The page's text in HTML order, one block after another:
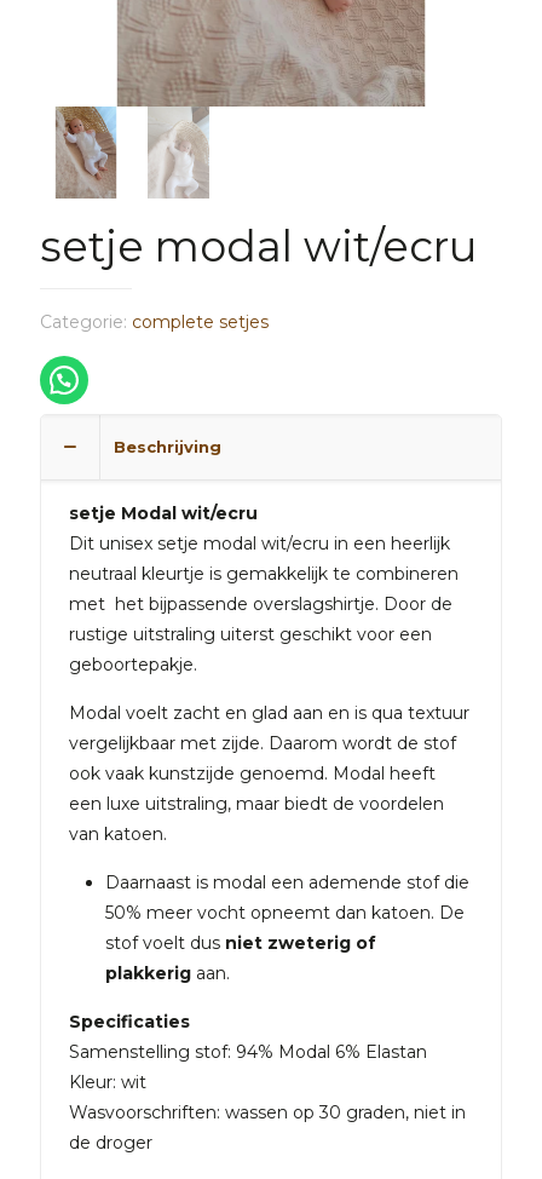
setje modal wit/ecru
Categorie: complete setjes
Beschrijving
setje Modal wit/ecru
Dit unisex setje modal wit/ecru in een heerlijk
neutraal kleurtje is gemakkelijk te combineren
met het bijpassende overslagshirtje. Door de
rustige uitstraling uiterst geschikt voor een
geboortepakje.
Modal voelt zacht en glad aan en is qua textuur
vergelijkbaar met zijde. Daarom wordt de stof
ook vaak kunstzijde genoemd. Modal heeft
een luxe uitstraling, maar biedt de voordelen
van katoen.
Daarnaast is modal een ademende stof die
50% meer vocht opneemt dan katoen. De
stof voelt dus niet zweterig of
plakkerig aan.
Specificaties
Samenstelling stof: 94% Modal 6% Elastan
Kleur: wit
Wasvoorschriften: wassen op 30 graden, niet in
de droger